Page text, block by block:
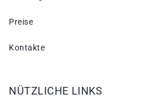
Preise
Kontakte
NÜTZLICHE LINKS